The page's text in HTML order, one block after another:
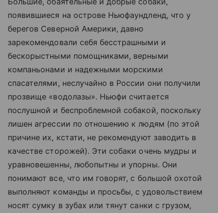
появившиеся на острове Ньюфаундленд, что у
берегов Северной Америки, давно
зарекомендовали себя бесстрашными и
бескорыстными помощниками, верными
компаньонами и надежными морскими
спасателями, неслучайно в России они получили
прозвище «водолазы». Ньюфи считается
послушной и беспроблемной собакой, поскольку
лишен агрессии по отношению к людям (по этой
причине их, кстати, не рекомендуют заводить в
качестве сторожей). Эти собаки очень мудры и
уравновешенны, любопытны и упорны. Они
понимают все, что им говорят, с большой охотой
выполняют команды и просьбы, с удовольствием
носят сумку в зубах или тянут санки с грузом,